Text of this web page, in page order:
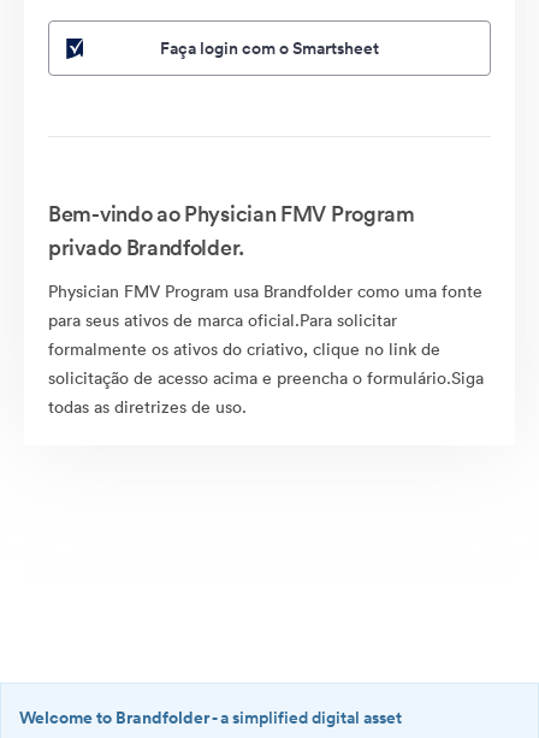
Faça login com o Smartsheet
Bem-vindo ao Physician FMV Program
privado Brandfolder.
Physician FMV Program usa Brandfolder como uma fonte
para seus ativos de marca oficial.Para solicitar
formalmente os ativos do criativo, clique no link de
solicitação de acesso acima e preencha o formulário.Siga
todas as diretrizes de uso.
Welcome to Brandfolder- a simplified digital asset